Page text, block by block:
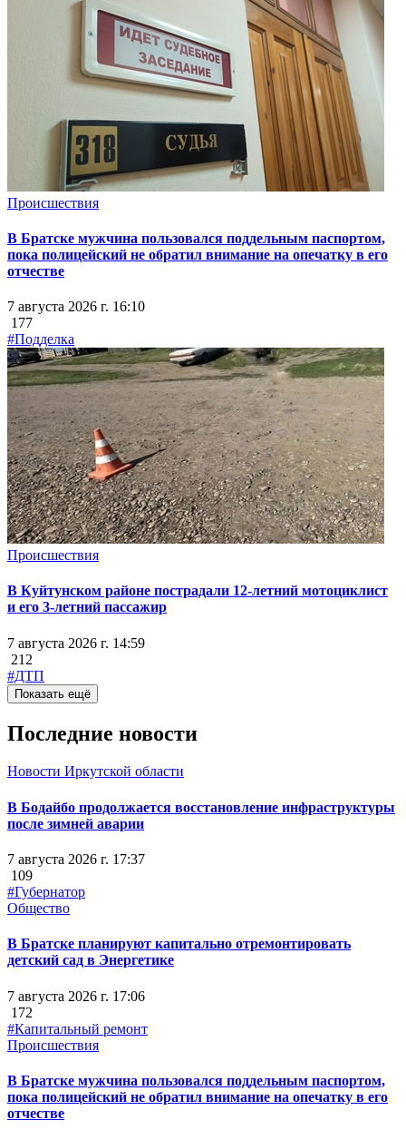
Происшествия
В Братске мужчина пользовался поддельным паспортом,
пока полицейский не обратил внимание на опечатку в его
отчестве
7 августа 2026 г. 16:10
177
#Подделка
Происшествия
В Куйтунском районе пострадали 12-летний мотоциклист
и его 3-летний пассажир
7 августа 2026 г. 14:59
212
#ДТП
Показать ещё
Последние новости
Новости Иркутской области
В Бодайбо продолжается восстановление инфраструктуры
после зимней аварии
7 августа 2026 г. 17:37
109
#Губернатор
Общество
В Братске планируют капитально отремонтировать
детский сад в Энергетике
7 августа 2026 г. 17:06
172
#Капитальный ремонт
Происшествия
В Братске мужчина пользовался поддельным паспортом,
пока полицейский не обратил внимание на опечатку в его
отчестве